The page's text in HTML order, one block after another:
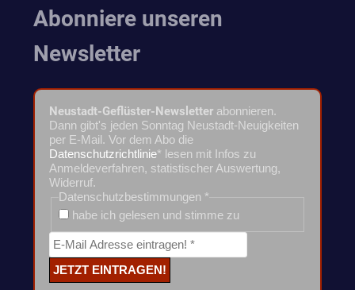
Abonniere unseren
Newsletter
Neustadt-Geflüster-Newsletter abonnieren.
Dann gibt's jeden Sonntag Neustadt-Neuigkeiten
per E-Mail. Vor dem Abo die
Datenschutzrichtlinie* lesen mit Infos zu
Anmeldeverfahren, statistischer Auswertung,
Widerruf.
Datenschutzbestimmungen *
habe ich gelesen und stimme zu